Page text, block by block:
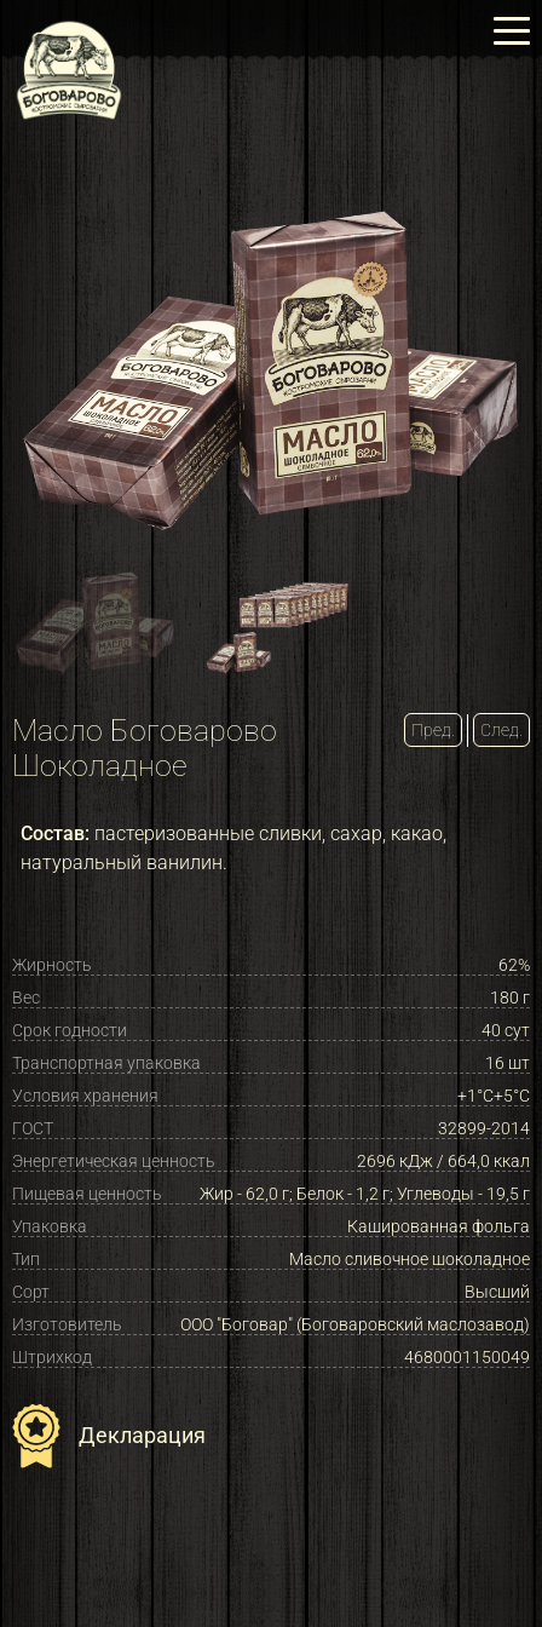
Масло Боговарово
Шоколадное
Пред. След.
Состав: пастеризованные сливки, сахар, какао,
натуральный ванилин.
Жирность
62%
Вес
180 г
Срок годности
40 сут
Транспортная упаковка
16 шт
Условия хранения
+1°C+5°С
ГОСТ
32899-2014
Энергетическая ценность
2696 кДж / 664,0 ккал
Пищевая ценность
Жир - 62,0 г; Белок - 1,2 г; Углеводы - 19,5 г
Упаковка
Кашированная фольга
Тип
Масло сливочное шоколадное
Сорт
Высший
Изготовитель
ООО "Боговар" (Боговаровский маслозавод)
Штрихкод
4680001150049
Декларация